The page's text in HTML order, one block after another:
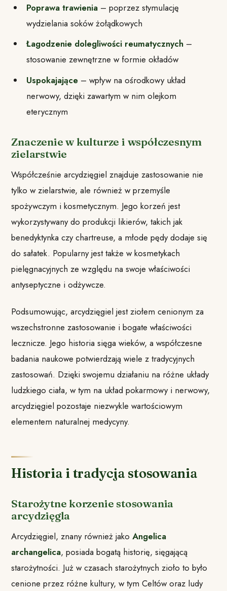
Poprawa trawienia– poprzez stymulację
wydzielania soków żołądkowych
Łagodzenie dolegliwości reumatycznych–
stosowanie zewnętrzne w formie okładów
Uspokajające– wpływ na ośrodkowy układ
nerwowy, dzięki zawartym w nim olejkom
eterycznym
Znaczenie w kulturze i współczesnym
zielarstwie
Współcześnie arcydzięgiel znajduje zastosowanie nie
tylko w zielarstwie, ale również w przemyśle
spożywczym i kosmetycznym. Jego korzeń jest
wykorzystywany do produkcji likierów, takich jak
benedyktynka czy chartreuse, a młode pędy dodaje się
do sałatek. Popularny jest także w kosmetykach
pielęgnacyjnych ze względu na swoje właściwości
antyseptyczne i odżywcze.
Podsumowując, arcydzięgiel jest ziołem cenionym za
wszechstronne zastosowanie i bogate właściwości
lecznicze. Jego historia sięga wieków, a współczesne
badania naukowe potwierdzają wiele z tradycyjnych
zastosowań. Dzięki swojemu działaniu na różne układy
ludzkiego ciała, w tym na układ pokarmowy i nerwowy,
arcydzięgiel pozostaje niezwykle wartościowym
elementem naturalnej medycyny.
Historia i tradycja stosowania
Starożytne korzenie stosowania
arcydzięgla
Arcydzięgiel, znany również jakoAngelica
archangelica, posiada bogatą historię, sięgającą
starożytności. Już w czasach starożytnych zioło to było
cenione przez różne kultury, w tym Celtów oraz ludy